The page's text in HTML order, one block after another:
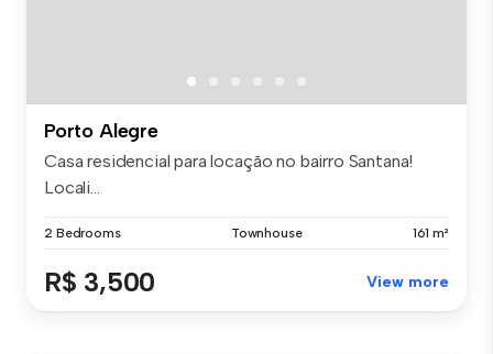
Porto Alegre
Casa residencial para locação no bairro Santana!
Locali...
2 Bedrooms Townhouse 161 m²
R$ 3,500 View more